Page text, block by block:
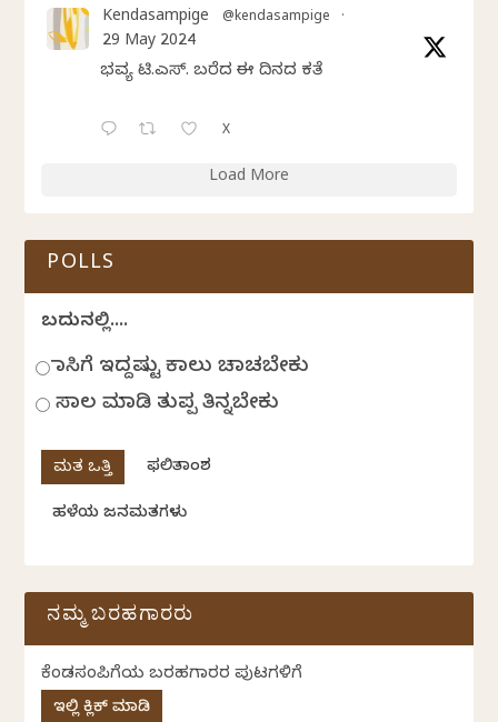
Kendasampige @kendasampige ·
29 May 2024
ಭವ್ಯ ಟಿ.ಎಸ್. ಬರೆದ ಈ ದಿನದ ಕವಿತೆ
X
Load More
POLLS
ಬದುಕಿನಲ್ಲಿ....
ಹಾಸಿಗೆ ಇದ್ದಷ್ಟು ಕಾಲು ಚಾಚಬೇಕು
ಸಾಲ ಮಾಡಿ ತುಪ್ಪ ತಿನ್ನಬೇಕು
ಫಲಿತಾಂಶ
ಹಳೆಯ ಜನಮತಗಳು
ನಮ್ಮ ಬರಹಗಾರರು
ಕೆಂಡಸಂಪಿಗೆಯ ಬರಹಗಾರರ ಪುಟಗಳಿಗೆ
ಇಲ್ಲಿ ಕ್ಲಿಕ್ ಮಾಡಿ